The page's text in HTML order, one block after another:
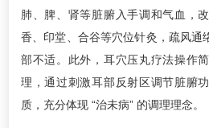
肺、脾、肾等脏腑入手调和气血，
香、印堂、合谷等穴位针灸，疏风通
部不适。此外，耳穴压丸疗法操作
理，通过刺激耳部反射区调节脏腑
质，充分体现 “治未病” 的调理理念。